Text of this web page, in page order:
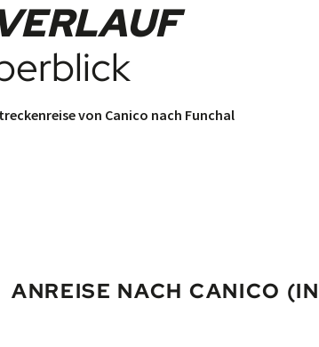
von Canico nach Funchal
ANREISE NACH CANICO